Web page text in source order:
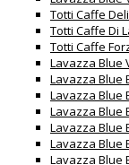
Totti Caffe
Totti Caffe Di
Totti Caffe
Lavazza Blue
Lavazza Blue
Lavazza Blue
Lavazza Blue
Lavazza Blue
Lavazza Blue
Lavazza Blue